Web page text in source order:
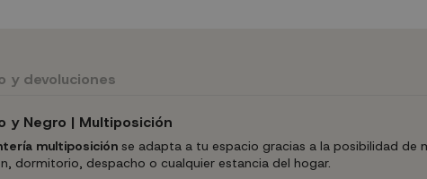
y devoluciones
y Negro | Multiposición
multiposiciónse adapta a tu espacio gracias a la posibilidad de
dormitorio, despacho o cualquier estancia del hogar.